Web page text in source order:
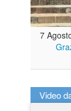
7
Video